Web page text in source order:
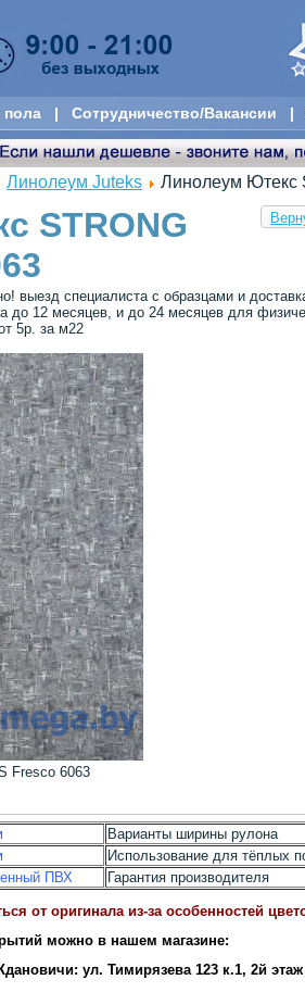
пола | Сотрудничество/Вакансии |
Линолеум Juteks Линолеум Ютекс
STRONG
выезд специалиста с образцами и
до 12 месяцев, и до 24 месяцев для
5р. за м22
Fresco 6063
Варианты ширины рулона
Использование для тёплых
ПВХ Гарантия производителя
от оригинала из-за особенностей
можно в нашем магазине:
ул. Тимирязева 123 к.1, 2й